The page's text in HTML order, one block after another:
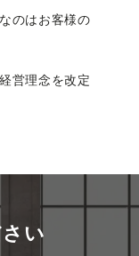
のはお客様の
営理念を改定
い